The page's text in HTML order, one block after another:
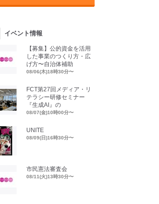
イベント情報
【募集】公的資金を活用
した事業のつくり方・広
げ方〜自治体補助
08/06(木)18時30分〜
FCT第27回メディア・リ
テラシー研修セミナー
『生成AI』の
08/07(金)10時00分〜
UNITE
08/09(日)16時30分〜
市民憲法審査会
08/11(火)13時30分〜